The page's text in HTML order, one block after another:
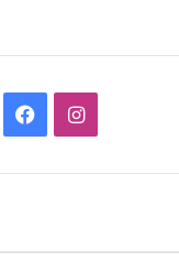
FacebookInstagram